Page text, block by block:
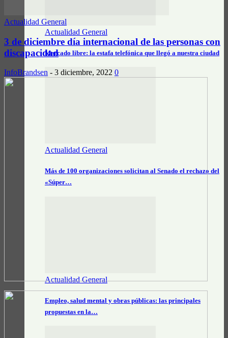
Actualidad General
Mercado libre: la estafa telefónica que llegó a nuestra ciudad
Actualidad General
Más de 100 organizaciones solicitan al Senado el rechazo del
«Súper…
Actualidad General
Empleo, salud mental y obras públicas: las principales
propuestas en la…
Actualidad General
3 de diciembre día internacional de las personas con
discapacidad
InfoBrandsen - 3 diciembre, 2022 0